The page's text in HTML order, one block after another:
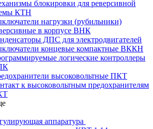
блокировки для реверсивной
КТН
нагрузки (рубильники)
в корпусе ВНК
ДПС для электродвигателей
концевые компактные ВККН
логические контроллеры
высоковольтные ПКТ
к высоковольтным предохранителям
аппаратура